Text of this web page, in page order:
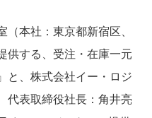
本社：東京都新宿区、
供する、受注・在庫一元
と、株式会社イー・ロジ
代表取締役社長：角井亮